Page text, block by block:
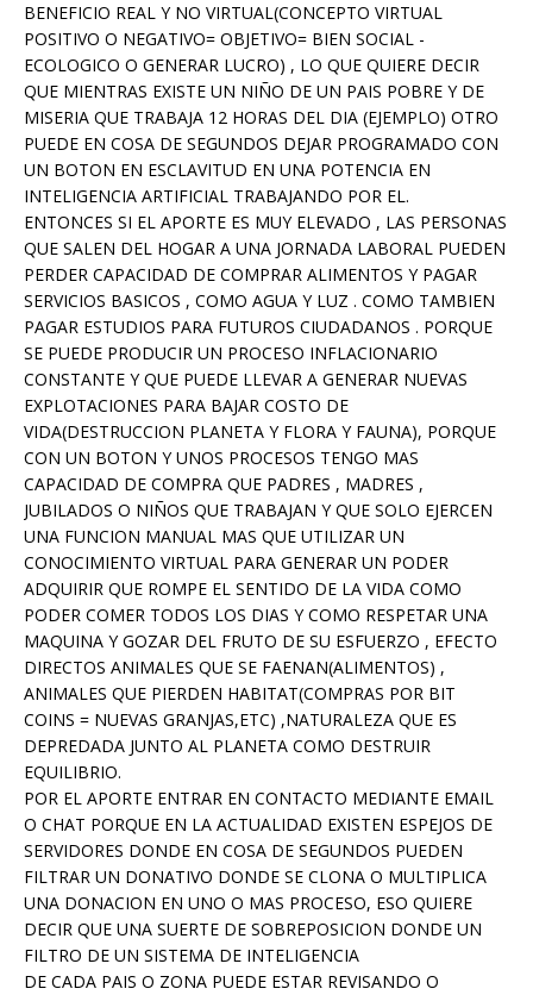
BENEFICIO REAL Y NO VIRTUAL(CONCEPTO VIRTUAL
POSITIVO O NEGATIVO= OBJETIVO= BIEN SOCIAL -
ECOLOGICO O GENERAR LUCRO) , LO QUE QUIERE DECIR
QUE MIENTRAS EXISTE UN NIÑO DE UN PAIS POBRE Y DE
MISERIA QUE TRABAJA 12 HORAS DEL DIA (EJEMPLO) OTRO
PUEDE EN COSA DE SEGUNDOS DEJAR PROGRAMADO CON
UN BOTON EN ESCLAVITUD EN UNA POTENCIA EN
INTELIGENCIA ARTIFICIAL TRABAJANDO POR EL.
ENTONCES SI EL APORTE ES MUY ELEVADO , LAS PERSONAS
QUE SALEN DEL HOGAR A UNA JORNADA LABORAL PUEDEN
PERDER CAPACIDAD DE COMPRAR ALIMENTOS Y PAGAR
SERVICIOS BASICOS , COMO AGUA Y LUZ . COMO TAMBIEN
PAGAR ESTUDIOS PARA FUTUROS CIUDADANOS . PORQUE
SE PUEDE PRODUCIR UN PROCESO INFLACIONARIO
CONSTANTE Y QUE PUEDE LLEVAR A GENERAR NUEVAS
EXPLOTACIONES PARA BAJAR COSTO DE
VIDA(DESTRUCCION PLANETA Y FLORA Y FAUNA), PORQUE
CON UN BOTON Y UNOS PROCESOS TENGO MAS
CAPACIDAD DE COMPRA QUE PADRES , MADRES ,
JUBILADOS O NIÑOS QUE TRABAJAN Y QUE SOLO EJERCEN
UNA FUNCION MANUAL MAS QUE UTILIZAR UN
CONOCIMIENTO VIRTUAL PARA GENERAR UN PODER
ADQUIRIR QUE ROMPE EL SENTIDO DE LA VIDA COMO
PODER COMER TODOS LOS DIAS Y COMO RESPETAR UNA
MAQUINA Y GOZAR DEL FRUTO DE SU ESFUERZO , EFECTO
DIRECTOS ANIMALES QUE SE FAENAN(ALIMENTOS) ,
ANIMALES QUE PIERDEN HABITAT(COMPRAS POR BIT
COINS = NUEVAS GRANJAS,ETC) ,NATURALEZA QUE ES
DEPREDADA JUNTO AL PLANETA COMO DESTRUIR
EQUILIBRIO.
POR EL APORTE ENTRAR EN CONTACTO MEDIANTE EMAIL
O CHAT PORQUE EN LA ACTUALIDAD EXISTEN ESPEJOS DE
SERVIDORES DONDE EN COSA DE SEGUNDOS PUEDEN
FILTRAR UN DONATIVO DONDE SE CLONA O MULTIPLICA
UNA DONACION EN UNO O MAS PROCESO, ESO QUIERE
DECIR QUE UNA SUERTE DE SOBREPOSICION DONDE UN
FILTRO DE UN SISTEMA DE INTELIGENCIA
DE CADA PAIS O ZONA PUEDE ESTAR REVISANDO O